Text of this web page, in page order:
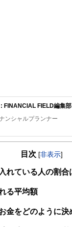
: FINANCIAL FIELD編集
ンシャルプランナー
編集部は、金融、
い方でも理解できるよう
心に「お金や暮らし」に
成され、企画立案から記
目次 [非表示]
れている人の割合
る平均額
金をどのように決